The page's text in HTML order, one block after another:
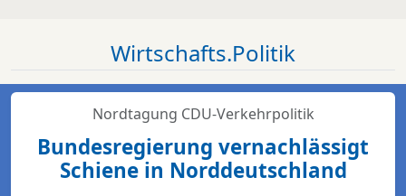
Wirtschafts.Politik
Nordtagung CDU-Verkehrpolitik
Bundesregierung vernachlässigt
Schiene in Norddeutschland